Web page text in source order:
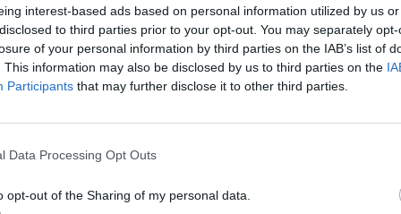
interest-based ads based on personal information utilized by us
to third parties prior to your opt-out. You may separately
of your personal information by third parties on the IAB’s list of
This information may also be disclosed by us to third parties on the
Participants that may further disclose it to other third parties.
Data Processing Opt Outs
opt-out of the Sharing of my personal data.
papiktino gerbėjus ir šie siūlo F.Kirkorovui ir
vardus.